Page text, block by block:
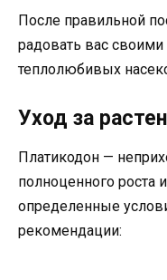
После правильной
радовать вас
теплолюбивых
Уход за
Платикодон —
полноценного роста
определенные
рекомендации: